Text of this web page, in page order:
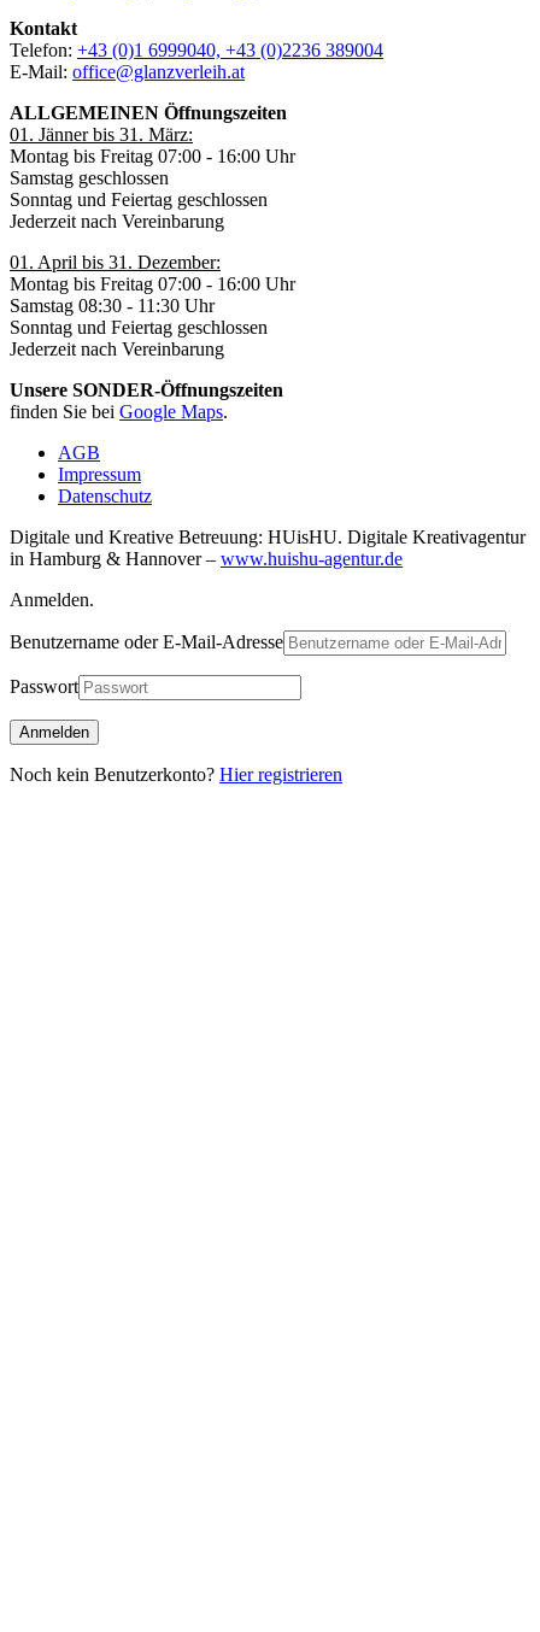
Kontakt
Telefon: +43 (0)1 6999040, +43 (0)2236 389004
E-Mail: office@glanzverleih.at
ALLGEMEINEN Öffnungszeiten
01. Jänner bis 31. März:
Montag bis Freitag 07:00 - 16:00 Uhr
Samstag geschlossen
Sonntag und Feiertag geschlossen
Jederzeit nach Vereinbarung
01. April bis 31. Dezember:
Montag bis Freitag 07:00 - 16:00 Uhr
Samstag 08:30 - 11:30 Uhr
Sonntag und Feiertag geschlossen
Jederzeit nach Vereinbarung
Unsere SONDER-Öffnungszeiten
finden Sie bei Google Maps.
AGB
Impressum
Datenschutz
Digitale und Kreative Betreuung: HUisHU. Digitale Kreativagentur
in Hamburg & Hannover – www.huishu-agentur.de
Anmelden.
Benutzername oder E-Mail-Adresse
Passwort
Noch kein Benutzerkonto? Hier registrieren